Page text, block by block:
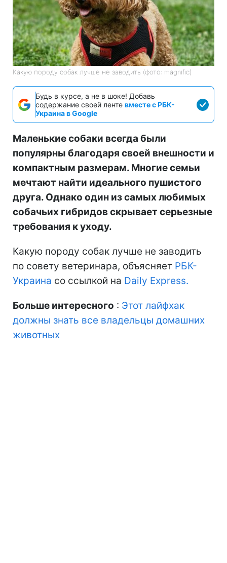
Какую породу собак лучше не заводить (фото: magnific)
Будь в курсе, а не в шоке! Добавь
содержание своей ленте вместе с РБК-
Украина в Google
Маленькие собаки всегда были
популярны благодаря своей внешности и
компактным размерам. Многие семьи
мечтают найти идеального пушистого
друга. Однако один из самых любимых
собачьих гибридов скрывает серьезные
требования к уходу.
Какую породу собак лучше не заводить
по совету ветеринара, объясняет РБК-
Украина со ссылкой на Daily Express.
Больше интересного : Этот лайфхак
должны знать все владельцы домашних
животных